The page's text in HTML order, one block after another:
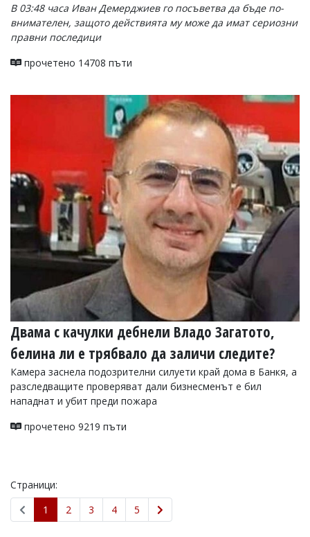
В 03:48 часа Иван Демерджиев го посъветва да бъде по-
внимателен, защото действията му може да имат сериозни
правни последици
прочетено 14708 пъти
Двама с качулки дебнели Владо Загатото,
белина ли е трябвало да заличи следите?
Камера заснела подозрителни силуети край дома в Банкя, а
разследващите проверяват дали бизнесменът е бил
нападнат и убит преди пожара
прочетено 9219 пъти
Страници:
1
2 3 4 5